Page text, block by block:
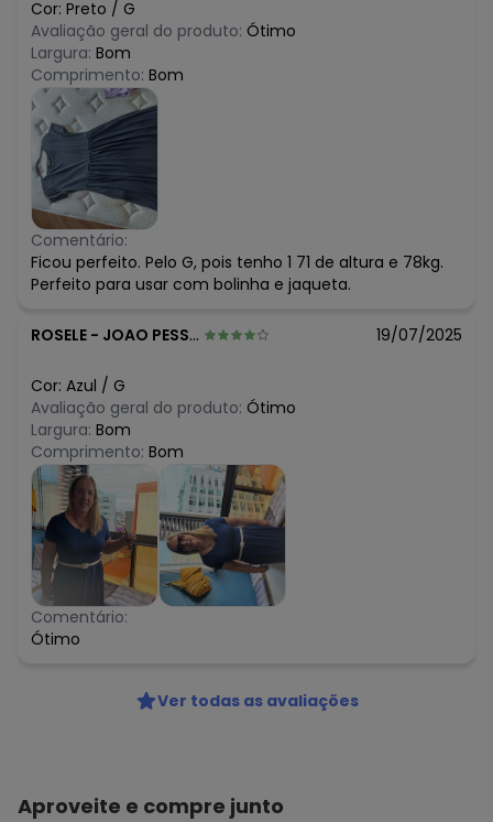
Cor: Preto / G
Avaliação geral do produto: Ótimo
Largura: Bom
Comprimento: Bom
Comentário:
Ficou perfeito. Pelo G, pois tenho 1 71 de altura e 78kg.
Perfeito para usar com bolinha e jaqueta.
ROSELE - JOAO PESSOA - PB 19/07/2025
Cor: Azul / G
Avaliação geral do produto: Ótimo
Largura: Bom
Comprimento: Bom
Comentário:
Ótimo
Ver todas as avaliações
Aproveite e compre junto